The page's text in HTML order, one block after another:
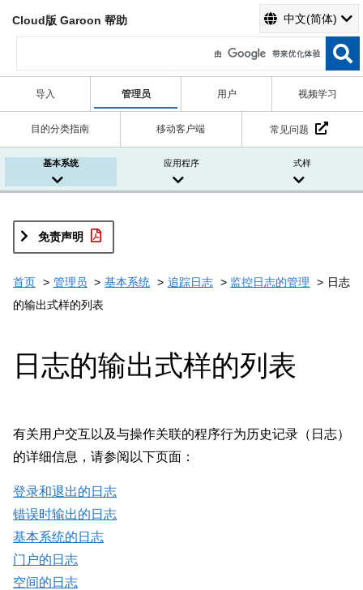
Cloud版 Garoon 帮助 中文(简体)
导入 管理员 用户 视频学习
目的分类指南 移动客户端 常见问题
基本系统 应用程序 式样
免责声明
首页 管理员 基本系统 追踪日志 监控日志的管理
日志
的输出式样的列表
日志的输出式样的列表
有关用户交互以及与操作关联的程序行为历史记录（日志）
的详细信息，请参阅以下页面：
登录和退出的日志
错误时输出的日志
基本系统的日志
门户的日志
空间的日志